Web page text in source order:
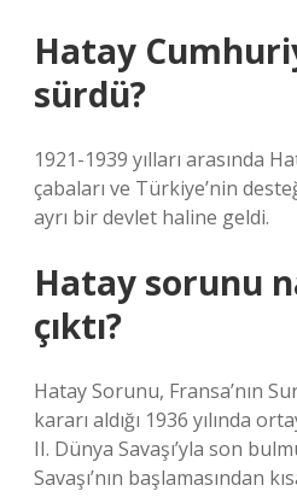
Hatay
sürdü?
1921-1939 yılları arasında
çabaları ve Türkiye’nin
ayrı bir devlet haline geldi.
Hatay sorunu
çıktı?
Hatay Sorunu, Fransa’nın
kararı aldığı 1936 yılında
II. Dünya Savaşı’yla son
Savaşı’nın başlamasından